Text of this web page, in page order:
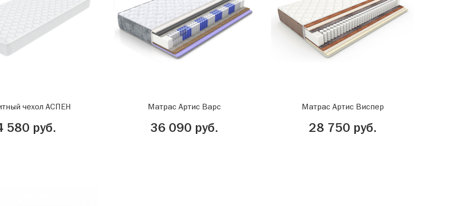
чехол АСПЕН
580 руб.
Матрас Артис Варс
36 090 руб.
Матрас Артис Виспер
28 750 руб.